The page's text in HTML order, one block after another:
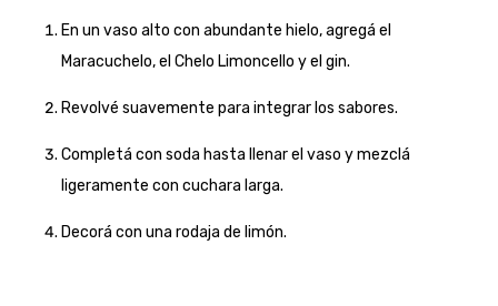
En un vaso alto con abundante hielo, agregá el
Maracuchelo, el Chelo Limoncello y el gin.
Revolvé suavemente para integrar los sabores.
Completá con soda hasta llenar el vaso y mezclá
ligeramente con cuchara larga.
Decorá con una rodaja de limón.